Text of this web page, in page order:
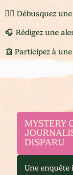
🕵️‍♂️ Débusquez
🎧 Rédigez une
📰 Participez à
MYSTERY
DISPARU
Une enquête